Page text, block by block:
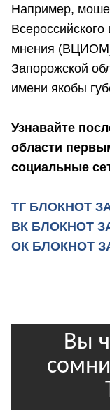
Например,
мнения (ВЦИОМ)
Запорожской
имени якобы
Узнавайте
области
социальные
ТГ БЛОКНОТ
ВК БЛОКНОТ
ОК БЛОКНОТ